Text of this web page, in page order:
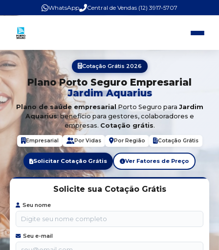
WhatsApp Central de Vendas (12) 3917-5707
Cotação Grátis 2026
Plano Porto Seguro Empresarial
Jardim Aquarius
Plano de saúde empresarialPorto Seguro para Jardim
Aquarius: benefício para gestores, colaboradores e
empresas. Cotação grátis.
Empresarial Por Vidas Por Região Cotação Grátis
Solicitar Cotação Grátis Ver Fatores de Preço
Solicite sua Cotação Grátis
Seu nome
Seu e-mail